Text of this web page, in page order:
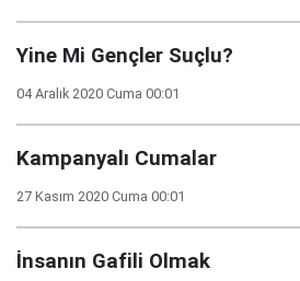
Yine Mi Gençler Suçlu?
04 Aralık 2020 Cuma 00:01
Kampanyalı Cumalar
27 Kasım 2020 Cuma 00:01
İnsanın Gafili Olmak